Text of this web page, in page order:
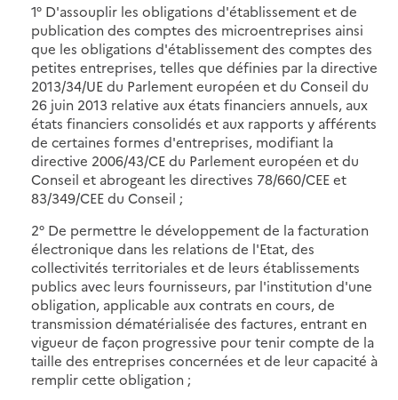
1° D'assouplir les obligations d'établissement et de
publication des comptes des microentreprises ainsi
que les obligations d'établissement des comptes des
petites entreprises, telles que définies par la directive
2013/34/UE du Parlement européen et du Conseil du
26 juin 2013 relative aux états financiers annuels, aux
états financiers consolidés et aux rapports y afférents
de certaines formes d'entreprises, modifiant la
directive 2006/43/CE du Parlement européen et du
Conseil et abrogeant les directives 78/660/CEE et
83/349/CEE du Conseil ;
2° De permettre le développement de la facturation
électronique dans les relations de l'Etat, des
collectivités territoriales et de leurs établissements
publics avec leurs fournisseurs, par l'institution d'une
obligation, applicable aux contrats en cours, de
transmission dématérialisée des factures, entrant en
vigueur de façon progressive pour tenir compte de la
taille des entreprises concernées et de leur capacité à
remplir cette obligation ;